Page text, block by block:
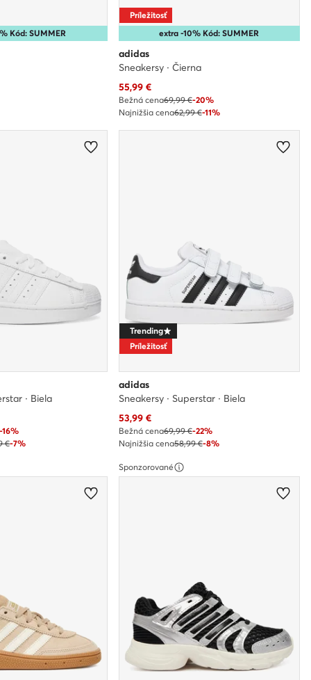
Kód: SUMMER extra -10% Kód: SUMMER
Príležitosť
adidas
Sneakersy · Čierna
Aktuálna cena
55,99€
Bežná cena69,99 €-20%
Najnižšia cena62,99 €-11%
· Biela
-16%
€-7%
Trending
Príležitosť
adidas
Sneakersy · Superstar · Biela
Aktuálna cena
53,99€
Bežná cena69,99 €-22%
Najnižšia cena58,99 €-8%
Sponzorované